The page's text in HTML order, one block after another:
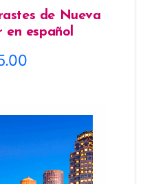
de Nueva
en español